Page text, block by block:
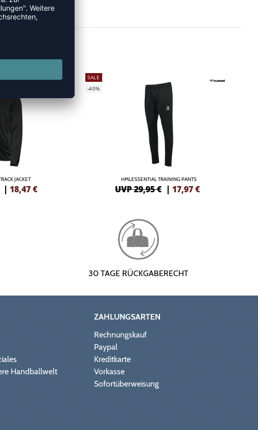
JACKET
| 18,47€
SALE
-40%
HMLESSENTIAL TRAINING PANTS
UVP 29,95 € |17,97€
30 TAGE RÜCKGABERECHT
Handballwelt
ZAHLUNGSARTEN
Rechnungskauf
Paypal
Kreditkarte
Vorkasse
Sofortüberweisung